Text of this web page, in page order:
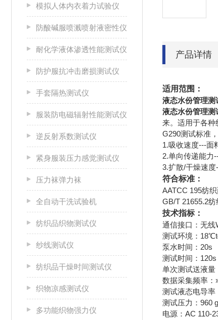
模拟人体内衣着力试验仪
防酸碱服喷溅喷射液密性仪
耐化学液体渗透性能测试仪
防护服抗冲击磨损测试仪
手套隔热测试仪
服装防电磁辐射性能测试仪
逆反射系数测试仪
紧身服装压力感觉测试仪
压力袜弹力袜
全自动干洗试验机
纺织品织物测试仪
纱线测试仪
纺织品干燥时间测试仪
织物凉感测试仪
多功能织物强力仪
产品详情
适用范围：
液态水份管理测
液态水份管理测
来。适用于各种
G290测试标准
1.吸收速度---面
2.单向传递能力
3.扩散/干燥速
符合标准：
AATCC 195纺
GB/T 21655.2
技术指标：
通信接口：无线
测试环境：
泵水时间：20s
测试时间：120s
单次测试送液量
数据采集频率：
测试液态电导率
测试压力：960
电源：AC 110-